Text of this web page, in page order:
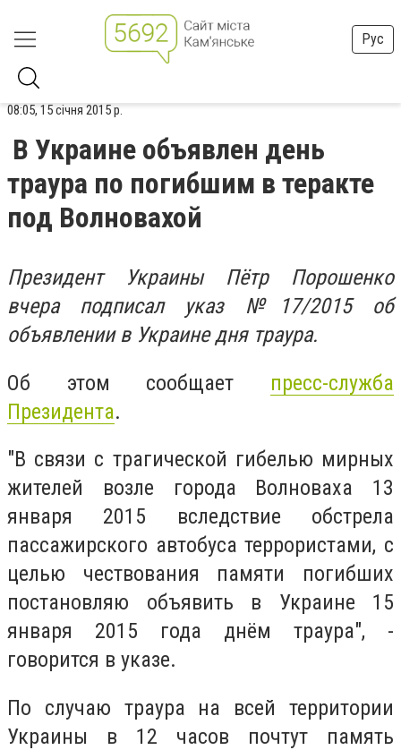
Рус
08:05, 15 січня 2015 р.
В Украине объявлен день
траура по погибшим в теракте
под Волновахой
Президент Украины Пётр Порошенко
вчера подписал указ №17/2015 об
объявлении в Украине дня траура.
Об этом сообщает пресс-служба
Президента.
"В связи с трагической гибелью мирных
жителей возле города Волноваха 13
января 2015 вследствие обстрела
пассажирского автобуса террористами, с
целью чествования памяти погибших
постановляю объявить в Украине 15
января 2015 года днём траура", -
говорится в указе.
По случаю траура на всей территории
Украины в 12 часов почтут память